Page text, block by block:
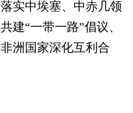
实中埃塞、中赤几领
建“一带一路”倡议、
洲国家深化互利合